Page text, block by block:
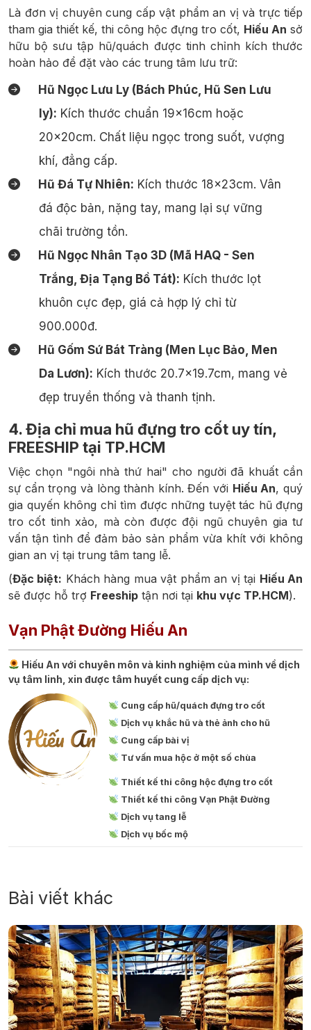
Là đơn vị chuyên cung cấp vật phẩm an vị và trực tiếp
tham gia thiết kế, thi công hộc đựng tro cốt, Hiếu An sở
hữu bộ sưu tập hũ/quách được tinh chỉnh kích thước
hoàn hảo để đặt vào các trung tâm lưu trữ:
Hũ Ngọc Lưu Ly (Bách Phúc, Hũ Sen Lưu
ly): Kích thước chuẩn 19x16cm hoặc
20x20cm. Chất liệu ngọc trong suốt, vượng
khí, đẳng cấp.
Hũ Đá Tự Nhiên: Kích thước 18x23cm. Vân
đá độc bản, nặng tay, mang lại sự vững
chãi trường tồn.
Hũ Ngọc Nhân Tạo 3D (Mã HAQ - Sen
Trắng, Địa Tạng Bồ Tát): Kích thước lọt
khuôn cực đẹp, giá cả hợp lý chỉ từ
900.000đ.
Hũ Gốm Sứ Bát Tràng (Men Lục Bảo, Men
Da Lươn): Kích thước 20.7x19.7cm, mang vẻ
đẹp truyền thống và thanh tịnh.
4. Địa chỉ mua hũ đựng tro cốt uy tín,
FREESHIP tại TP.HCM
Việc chọn "ngôi nhà thứ hai" cho người đã khuất cần
sự cẩn trọng và lòng thành kính. Đến với Hiếu An, quý
gia quyến không chỉ tìm được những tuyệt tác hũ đựng
tro cốt tinh xảo, mà còn được đội ngũ chuyên gia tư
vấn tận tình để đảm bảo sản phẩm vừa khít với không
gian an vị tại trung tâm tang lễ.
(Đặc biệt: Khách hàng mua vật phẩm an vị tại Hiếu An
sẽ được hỗ trợ Freeship tận nơi tại khu vực TP.HCM).
Vạn Phật Đường Hiếu An
Hiếu An với chuyên môn và kinh nghiệm của mình về dịch
vụ tâm linh, xin được tâm huyết cung cấp dịch vụ:
Cung cấp hũ/quách đựng tro cốt
Dịch vụ khắc hũ và thẻ ảnh cho hũ
Cung cấp bài vị
Tư vấn mua hộc ở một số chùa
Thiết kế thi công hộc đựng tro cốt
Thiết kế thi công Vạn Phật Đường
Dịch vụ tang lễ
Dịch vụ bốc mộ
Bài viết khác